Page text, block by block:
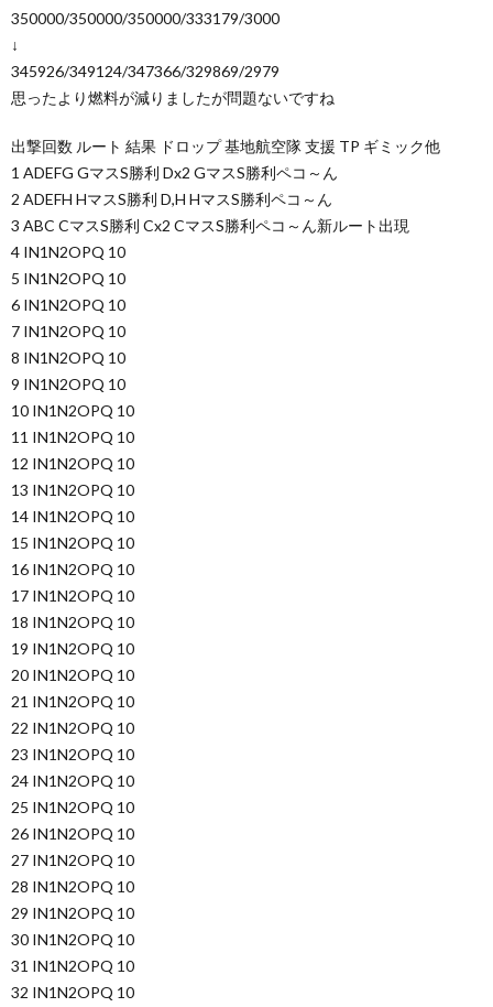
350000/350000/350000/333179/3000
↓
345926/349124/347366/329869/2979
思ったより燃料が減りましたが問題ないですね
出撃回数 ルート 結果 ドロップ 基地航空隊 支援 TP ギミック他
1 ADEFG GマスS勝利 Dx2 GマスS勝利ペコ～ん
2 ADEFH HマスS勝利 D,H HマスS勝利ペコ～ん
3 ABC CマスS勝利 Cx2 CマスS勝利ペコ～ん新ルート出現
4 IN1N2OPQ 10
5 IN1N2OPQ 10
6 IN1N2OPQ 10
7 IN1N2OPQ 10
8 IN1N2OPQ 10
9 IN1N2OPQ 10
10 IN1N2OPQ 10
11 IN1N2OPQ 10
12 IN1N2OPQ 10
13 IN1N2OPQ 10
14 IN1N2OPQ 10
15 IN1N2OPQ 10
16 IN1N2OPQ 10
17 IN1N2OPQ 10
18 IN1N2OPQ 10
19 IN1N2OPQ 10
20 IN1N2OPQ 10
21 IN1N2OPQ 10
22 IN1N2OPQ 10
23 IN1N2OPQ 10
24 IN1N2OPQ 10
25 IN1N2OPQ 10
26 IN1N2OPQ 10
27 IN1N2OPQ 10
28 IN1N2OPQ 10
29 IN1N2OPQ 10
30 IN1N2OPQ 10
31 IN1N2OPQ 10
32 IN1N2OPQ 10